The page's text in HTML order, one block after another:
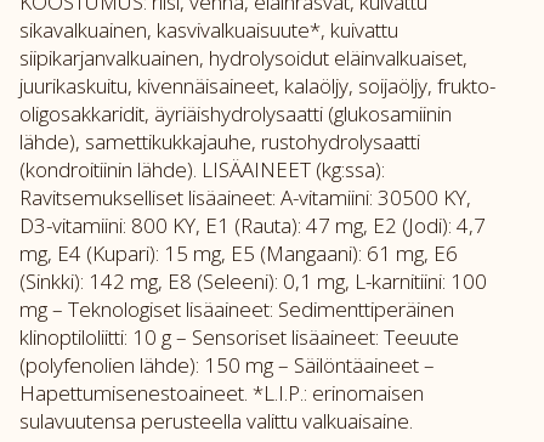
sikavalkuainen, kasvivalkuaisuute*, kuivattu
siipikarjanvalkuainen, hydrolysoidut eläinvalkuaiset,
juurikaskuitu, kivennäisaineet, kalaöljy, soijaöljy, frukto-
oligosakkaridit, äyriäishydrolysaatti (glukosamiinin
lähde), samettikukkajauhe, rustohydrolysaatti
(kondroitiinin lähde). LISÄAINEET (kg:ssa):
Ravitsemukselliset lisäaineet: A-vitamiini: 30500 KY,
D3-vitamiini: 800 KY, E1 (Rauta): 47 mg, E2 (Jodi): 4,7
mg, E4 (Kupari): 15 mg, E5 (Mangaani): 61 mg, E6
(Sinkki): 142 mg, E8 (Seleeni): 0,1 mg, L-karnitiini: 100
mg – Teknologiset lisäaineet: Sedimenttiperäinen
klinoptiloliitti: 10 g – Sensoriset lisäaineet: Teeuute
(polyfenolien lähde): 150 mg – Säilöntäaineet –
Hapettumisenestoaineet. *L.I.P.: erinomaisen
sulavuutensa perusteella valittu valkuaisaine.